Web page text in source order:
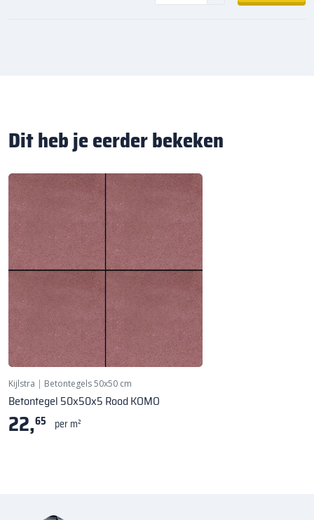
Dit heb je eerder bekeken
Kijlstra | Betontegels 50x50 cm
Betontegel 50x50x5 Rood KOMO
22,65 per m²